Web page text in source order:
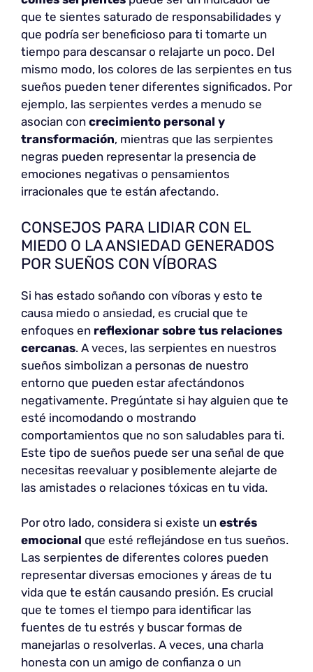
que te sientes saturado de responsabilidades y
que podría ser beneficioso para ti tomarte un
tiempo para descansar o relajarte un poco. Del
mismo modo, los colores de las serpientes en tus
sueños pueden tener diferentes significados. Por
ejemplo, las serpientes verdes a menudo se
asocian con crecimiento personal y
transformación, mientras que las serpientes
negras pueden representar la presencia de
emociones negativas o pensamientos
irracionales que te están afectando.
CONSEJOS PARA LIDIAR CON EL
MIEDO O LA ANSIEDAD GENERADOS
POR SUEÑOS CON VÍBORAS
Si has estado soñando con víboras y esto te
causa miedo o ansiedad, es crucial que te
enfoques en reflexionar sobre tus relaciones
cercanas. A veces, las serpientes en nuestros
sueños simbolizan a personas de nuestro
entorno que pueden estar afectándonos
negativamente. Pregúntate si hay alguien que te
esté incomodando o mostrando
comportamientos que no son saludables para ti.
Este tipo de sueños puede ser una señal de que
necesitas reevaluar y posiblemente alejarte de
las amistades o relaciones tóxicas en tu vida.
Por otro lado, considera si existe un estrés
emocional que esté reflejándose en tus sueños.
Las serpientes de diferentes colores pueden
representar diversas emociones y áreas de tu
vida que te están causando presión. Es crucial
que te tomes el tiempo para identificar las
fuentes de tu estrés y buscar formas de
manejarlas o resolverlas. A veces, una charla
honesta con un amigo de confianza o un